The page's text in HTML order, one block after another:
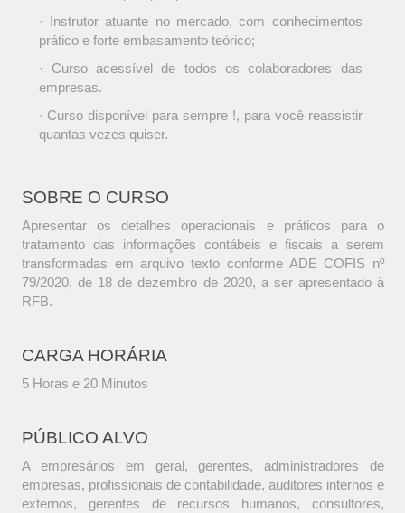
· Instrutor atuante no mercado, com conhecimentos
prático e forte embasamento teórico;
· Curso acessível de todos os colaboradores das
empresas.
· Curso disponível para sempre !, para você reassistir
quantas vezes quiser.
SOBRE O CURSO
Apresentar os detalhes operacionais e práticos para o
tratamento das informações contábeis e fiscais a serem
transformadas em arquivo texto conforme ADE COFIS nº
79/2020, de 18 de dezembro de 2020, a ser apresentado à
RFB.
CARGA HORÁRIA
5 Horas e 20 Minutos
PÚBLICO ALVO
A empresários em geral, gerentes, administradores de
empresas, profissionais de contabilidade, auditores internos e
externos, gerentes de recursos humanos, consultores,